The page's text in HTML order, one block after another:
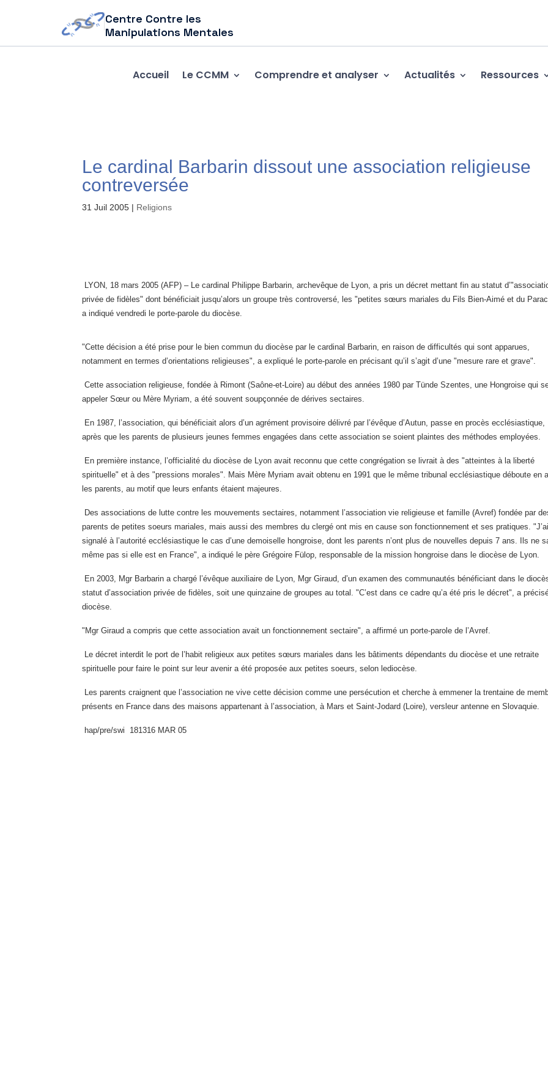
Centre Contre les
Manipulations Mentales
Accueil Le CCMM Comprendre et analyser Actualités Ressources
Le cardinal Barbarin dissout une association religieuse
contreversée
31 Juil 2005 | Religions
LYON, 18 mars 2005 (AFP) – Le cardinal Philippe Barbarin, archevêque de Lyon, a pris un décret mettant fin au statut
privée de fidèles" dont bénéficiait jusqu’alors un groupe très controversé, les "petites sœurs mariales du Fils Bien-Aimé et du
a indiqué vendredi leporte-parole du diocèse.
"Cette décision a été prise pour le bien commun du diocèse par le cardinal Barbarin, en raison de difficultés qui sont apparues,
notamment en termesd’orientations religieuses", a expliqué le porte-parole en précisant qu’ils’agit d’une "mesure rare et grave".
Cette association religieuse, fondée à Rimont (Saône-et-Loire) au début des années 1980 par Tünde Szentes, une Hongroise qui
appeler Sœur ou Mère Myriam, a été souvent soupçonnée de dérives sectaires.
En 1987, l’association, qui bénéficiait alors d’un agrément provisoire délivré par l’évêque d’Autun, passe en procès ecclésiastique,
après que les parents de plusieurs jeunes femmes engagées dans cette association se soient plaintes des méthodes employées.
En première instance, l’officialité du diocèse de Lyon avait reconnu que cette congrégation se livrait à des "atteintes à la liberté
spirituelle" et à des "pressions morales". Mais Mère Myriam avait obtenu en 1991 que le même tribunal ecclésiastique déboute en
les parents, au motif que leurs enfantsétaient majeures.
Des associations de lutte contre les mouvements sectaires, notamment l’association vie religieuse et famille (Avref) fondée par
parents de petites soeurs mariales, mais aussi des membres du clergé ont mis en cause son fonctionnement et ses pratiques. "J’ai
signalé à l’autorité ecclésiastique le cas d’une demoiselle hongroise, dont les parents n’ont plus de nouvelles depuis 7 ans. Ils ne
même pas si elle est en France", a indiqué le père Grégoire Fülop, responsable de la mission hongroise dans le diocèse de Lyon.
En 2003, Mgr Barbarin a chargé l’évêque auxiliaire de Lyon, Mgr Giraud, d’un examen des communautés bénéficiant dans le
statut d’association privée de fidèles, soit une quinzaine de groupes au total. "C’est dans ce cadre qu’a été pris le décret", a
diocèse.
"Mgr Giraud a compris que cette association avait un fonctionnement sectaire", a affirmé un porte-parole de l’Avref.
Le décret interdit le port de l’habit religieux aux petites sœurs mariales dans les bâtiments dépendants du diocèse et une retraite
spirituelle pour faire le point sur leur avenir a été proposée aux petites soeurs, selon lediocèse.
Les parents craignent que l’association ne vive cette décision comme une persécution et cherche à emmener la trentaine de
présents en France dans des maisons appartenant à l’association, à Mars et Saint-Jodard (Loire), versleur antenne en Slovaquie.
hap/pre/swi 181316 MAR 05